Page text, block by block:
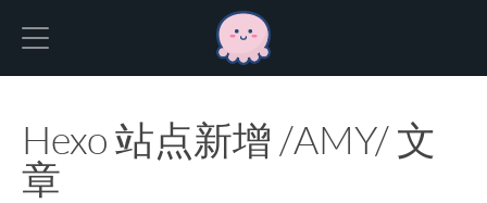
Hexo 站点新增 /AMY/ 文
章